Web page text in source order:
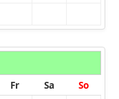
Fr Sa So